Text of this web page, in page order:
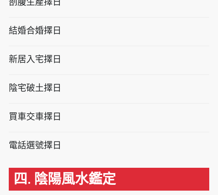
結婚合婚擇日
新居入宅擇日
陰宅破土擇日
買車交車擇日
電話選號擇日
四. 陰陽風水鑑定